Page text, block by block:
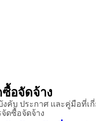
อจัดจ้าง
งคับ ประกาศ และคู่มือที่เ
จัดซื้อจัดจ้าง